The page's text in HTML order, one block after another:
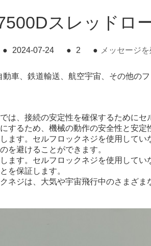
スレッドロ
● 2024-07-24 ● 2 ● メッセージ
車、鉄道輸送、航空宇宙、その他の
は、接続の安定性を確保するために
するため、機械の動作の安全性と安定
ます。セルフロックネジを使用して
を避けることができます。
ます。セルフロックネジを使用して
を保証します。
ネジは、大気や宇宙飛行中のさまざ